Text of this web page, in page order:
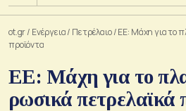
ot.gr/ Ενέργεια/ Πετρέλαιο/ΕΕ: Μάχη για το
προϊόντα
ΕΕ: Μάχη για το
ρωσικά πετρελαϊκά